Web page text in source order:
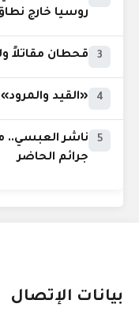
روسيا خارج
3 قحطان مقاتلاً
4 «القيد
5
ناشر العبسي..
جرائم الحاضر
بيانات الإتصال